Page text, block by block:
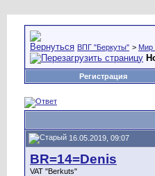
ВПГ "Беркуты" > Мир
Регистрация
16.05.2019, 09:07
BR=14=Denis
VAT "Berkuts"